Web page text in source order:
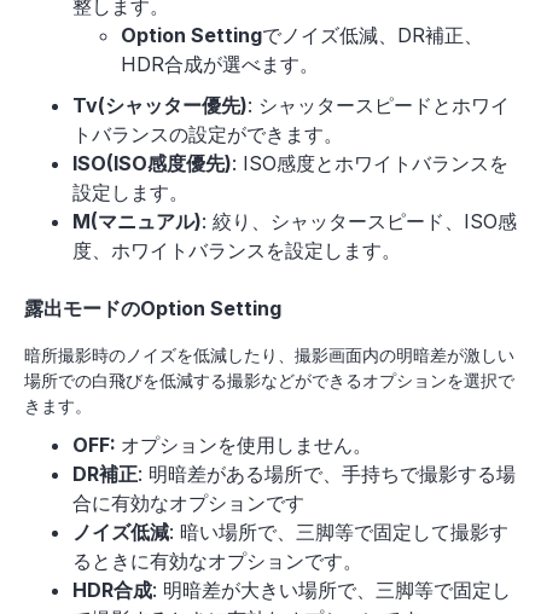
整します。
Option Settingでノイズ低減、DR補正、
HDR合成が選べます。
Tv(シャッター優先): シャッタースピードとホワイ
トバランスの設定ができます。
ISO(ISO感度優先): ISO感度とホワイトバランスを
設定します。
M(マニュアル): 絞り、シャッタースピード、ISO感
度、ホワイトバランスを設定します。
露出モードのOption Setting
暗所撮影時のノイズを低減したり、撮影画面内の明暗差が激しい
場所での白飛びを低減する撮影などができるオプションを選択で
きます。
OFF: オプションを使用しません。
DR補正: 明暗差がある場所で、手持ちで撮影する場
合に有効なオプションです
ノイズ低減: 暗い場所で、三脚等で固定して撮影す
るときに有効なオプションです。
HDR合成: 明暗差が大きい場所で、三脚等で固定し